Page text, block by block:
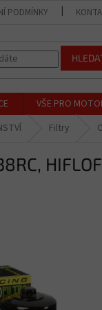
PODMÍNKY
VŠE PRO
Filtry